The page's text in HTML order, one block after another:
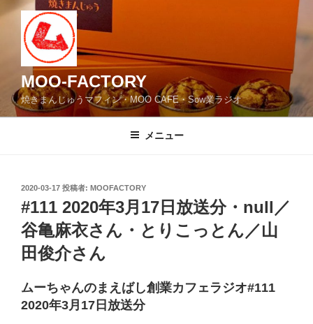
MOO-FACTORY
焼きまんじゅうマフィン・MOO CAFE・Sow業ラジオ
メニュー
投
稿
日:
2020-03-17 投稿者: MOOFACTORY
#111 2020年3月17日放送分・null／
谷亀麻衣さん・とりこっとん／山
田俊介さん
ムーちゃんのまえばし創業カフェラジオ#111
2020年3月17日放送分